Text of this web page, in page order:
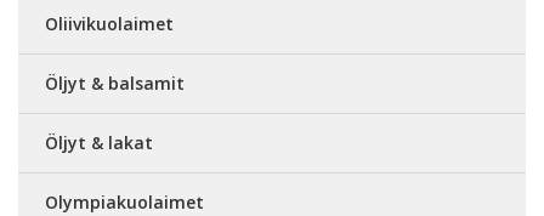
Oliivikuolaimet
Öljyt & balsamit
Öljyt & lakat
Olympiakuolaimet